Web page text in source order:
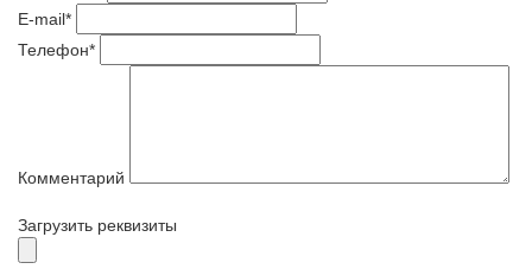
E-mail*
Телефон*
Комментарий
Загрузить реквизиты